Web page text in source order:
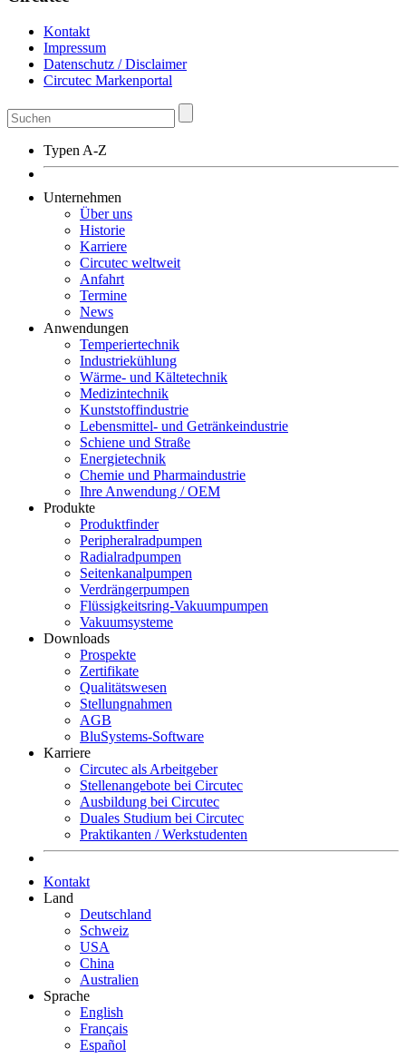
Kontakt
Impressum
Datenschutz / Disclaimer
Circutec Markenportal
Typen A-Z
Unternehmen
Über uns
Historie
Karriere
Circutec weltweit
Anfahrt
Termine
News
Anwendungen
Temperiertechnik
Industriekühlung
Wärme- und Kältetechnik
Medizintechnik
Kunststoffindustrie
Lebensmittel- und Getränkeindustrie
Schiene und Straße
Energietechnik
Chemie und Pharmaindustrie
Ihre Anwendung / OEM
Produkte
Produktfinder
Peripheralradpumpen
Radialradpumpen
Seitenkanalpumpen
Verdrängerpumpen
Flüssigkeitsring-Vakuumpumpen
Vakuumsysteme
Downloads
Prospekte
Zertifikate
Qualitätswesen
Stellungnahmen
AGB
BluSystems-Software
Karriere
Circutec als Arbeitgeber
Stellenangebote bei Circutec
Ausbildung bei Circutec
Duales Studium bei Circutec
Praktikanten / Werkstudenten
Kontakt
Land
Deutschland
Schweiz
USA
China
Australien
Sprache
English
Français
Español